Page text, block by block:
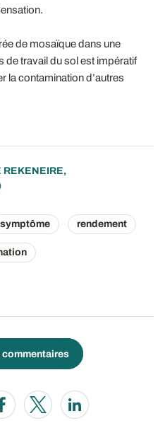
de mosaïque dans une
de travail du sol est impératif
la contamination d’autres
REKENEIRE,
symptôme rendement
commentaires
Opens in a new window
Opens in a new window
Opens in a new